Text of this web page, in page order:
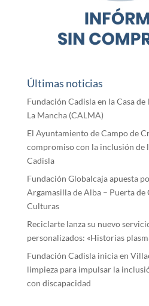
Últimas noticias
Fundación Cadisla en la Casa de
La Mancha (CALMA)
El Ayuntamiento de Campo de
compromiso con la inclusión de
Cadisla
Fundación Globalcaja apuesta
Argamasilla de Alba – Puerta
Culturas
Reciclarte lanza su nuevo
personalizados: «Historias
Fundación Cadisla inicia en
limpieza para impulsar la
con discapacidad